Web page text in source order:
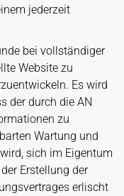
jederzeit
bei vollständiger
Website zu
Es wird
der durch die AN
zu
Wartung und
sich im Eigentum
Erstellung der
erlischt